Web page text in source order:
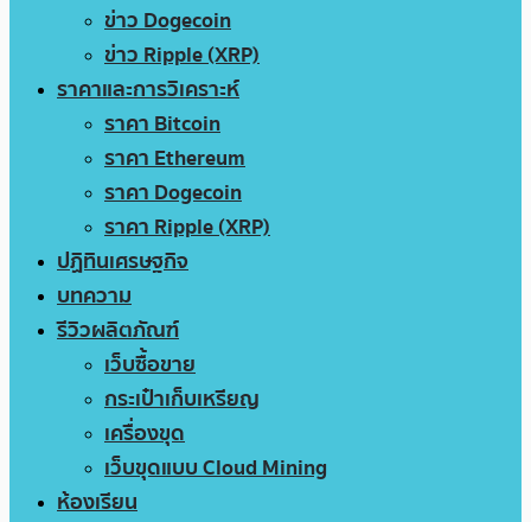
ข่าว Dogecoin
ข่าว Ripple (XRP)
ราคาและการวิเคราะห์
ราคา Bitcoin
ราคา Ethereum
ราคา Dogecoin
ราคา Ripple (XRP)
ปฏิทินเศรษฐกิจ
บทความ
รีวิวผลิตภัณฑ์
เว็บซื้อขาย
กระเป๋าเก็บเหรียญ
เครื่องขุด
เว็บขุดแบบ Cloud Mining
ห้องเรียน